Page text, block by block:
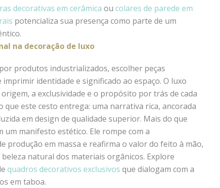
decorativas em cerâmica ou colares de parede em
potencializa sua presença como parte de um
na decoração de luxo
produtos industrializados, escolher peças
identidade e significado ao espaço. O luxo
a exclusividade e o propósito por trás de cada
que este cesto entrega: uma narrativa rica, ancorada
design de qualidade superior. Mais do que
manifesto estético. Ele rompe com a
produção em massa e reafirma o valor do feito à mão,
natural dos materiais orgânicos. Explore
quadros decorativos exclusivos que dialogam com a
em taboa.